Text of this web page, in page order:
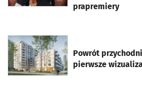
prapremiery
Powrót
pierwsze
otworzy się w nowej karcie